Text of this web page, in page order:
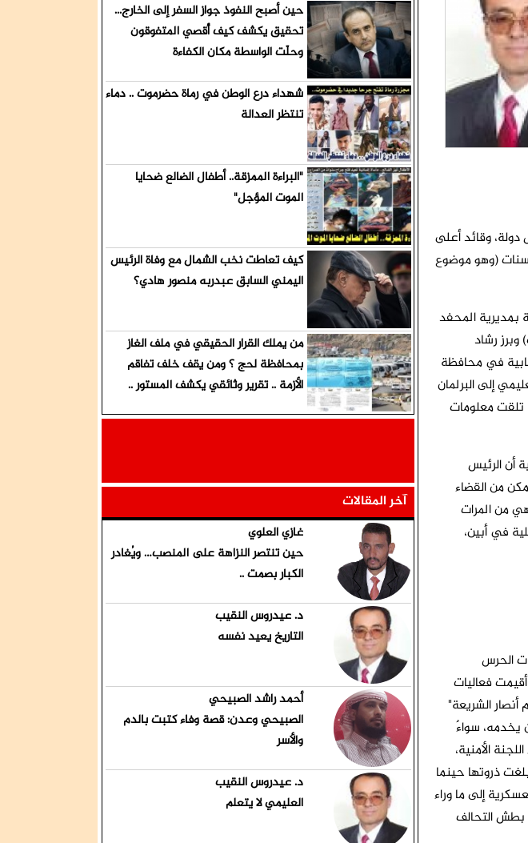
الشمال للحوثيين وتهميش قيادات
والهوية
قبلية ورسمية للإفراج عنه
مدني جزئي
السياسي والاقتصادي في الجنوب
وقائد أعلى
(وهو موضوع
بمديرية المحفد
رشاد
في محافظة
إلى البرلمان
تلقت معلومات
أن الرئيس
من القضاء
من المرات
في أبين،
الحرس
فعاليات
الشريعة"
يخدمه، سواءٌ
الأمنية،
ذروتها حينما
إلى ما وراء
بطش التحالف
حين أصبح النفوذ جواز السفر إلى الخارج...
تحقيق يكشف كيف أُقصي المتفوقون
وحلّت الواسطة مكان الكفاءة
شهداء درع الوطن في رماة حضرموت .. دماء
تنتظر العدالة
"البراءة الممزقة.. أطفال الضالع ضحايا
الموت المؤجل"
كيف تعاطت نخب الشمال مع وفاة الرئيس
اليمني السابق عبدربه منصور هادي؟
من يملك القرار الحقيقي في ملف الغاز
بمحافظة لحج ؟ ومن يقف خلف تفاقم
الأزمة .. تقرير وثائقي يكشف المستور ..
آخر المقالات
غازي العلوي
حين تنتصر النزاهة على المنصب… ويُغادر
الكبار بصمت ..
د. عيدروس النقيب
التاريخ يعيد نفسه
أحمد راشد الصبيحي
الصبيحي وعدن: قصة وفاء كتبت بالدم
والأسر
د. عيدروس النقيب
العليمي لا يتعلم